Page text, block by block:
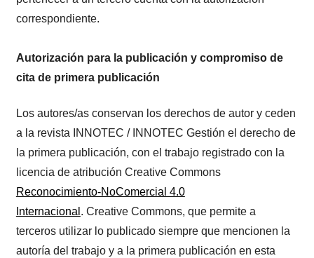
correspondiente.
Autorización para la publicación y compromiso de
cita de primera publicación
Los autores/as conservan los derechos de autor y ceden
a la revista INNOTEC / INNOTEC Gestión el derecho de
la primera publicación, con el trabajo registrado con la
licencia de atribución Creative Commons
Reconocimiento-NoComercial 4.0
Internacional . Creative Commons, que permite a
terceros utilizar lo publicado siempre que mencionen la
autoría del trabajo y a la primera publicación en esta